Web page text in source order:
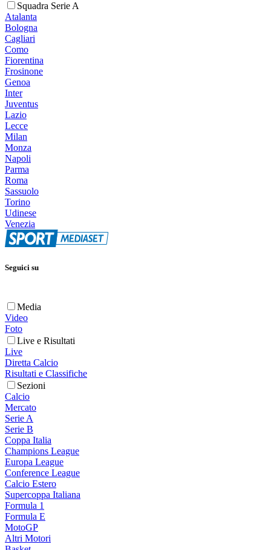
Squadra Serie A
Atalanta
Bologna
Cagliari
Como
Fiorentina
Frosinone
Genoa
Inter
Juventus
Lazio
Lecce
Milan
Monza
Napoli
Parma
Roma
Sassuolo
Torino
Udinese
Venezia
Seguici su
Media
Video
Foto
Live e Risultati
Live
Diretta Calcio
Risultati e Classifiche
Sezioni
Calcio
Mercato
Serie A
Serie B
Coppa Italia
Champions League
Europa League
Conference League
Calcio Estero
Supercoppa Italiana
Formula 1
Formula E
MotoGP
Altri Motori